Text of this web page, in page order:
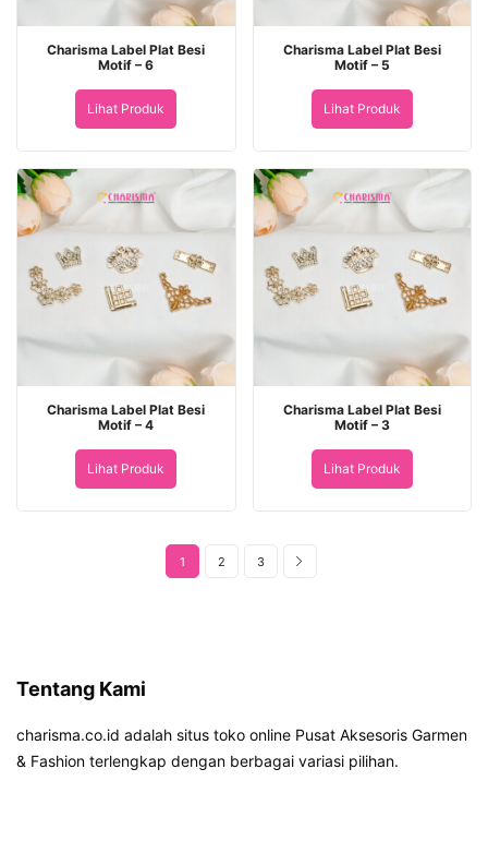
Charisma Label Plat Besi
Motif – 6
Lihat Produk
Charisma Label Plat Besi
Motif – 5
Lihat Produk
Charisma Label Plat Besi
Motif – 4
Lihat Produk
Charisma Label Plat Besi
Motif – 3
Lihat Produk
1 2 3
Tentang Kami
charisma.co.id adalah situs toko online Pusat Aksesoris Garmen
& Fashion terlengkap dengan berbagai variasi pilihan.